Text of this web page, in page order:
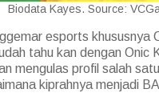
Biodata Kayes. Source:
esports khususnya
tahu kan dengan Onic
mengulas profil salah satu
kiprahnya menjadi